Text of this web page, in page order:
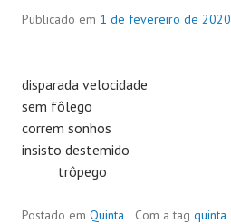
Publicado em 1 de fevereiro de 2020
disparada velocidade
sem fôlego
correm sonhos
insisto destemido
trôpego
Postado em Quinta Com a tag quinta